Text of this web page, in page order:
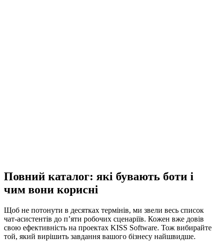
Повний каталог: які бувають боти і
чим вони корисні
Щоб не потонути в десятках термінів, ми звели весь список
чат-асистентів до п’яти робочих сценаріїв. Кожен вже довів
свою ефективність на проектах KISS Software. Тож вибирайте
той, який вирішить завдання вашого бізнесу найшвидше.